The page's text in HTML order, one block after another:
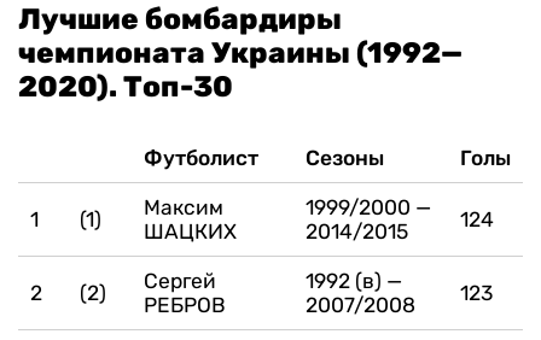
Лучшие бомбардиры
чемпионата Украины (1992—
2020). Топ-30
Футболист Сезоны Голы
1 (1)
Максим
ШАЦКИХ
1999/2000 —
2014/2015
124
2 (2)
Сергей
РЕБРОВ
1992 (в) —
2007/2008
123